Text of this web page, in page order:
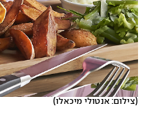
(צילום: אנטולי מיכאלו)